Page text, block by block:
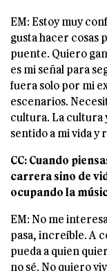
EM: Estoy muy
gusta hacer cosas
puente. Quiero
es mi señal para
fuera solo por mi
escenarios.
cultura. La cultura
sentido a mi vida y
CC: Cuando
carrera sino de
ocupando la
EM: No me
pasa, increíble. A
pueda a quien
no sé. No quiero